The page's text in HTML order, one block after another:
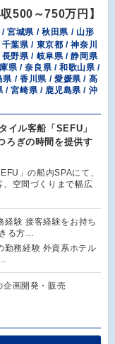
500～750万円】
宮城県 / 秋田県 / 山形
葉県 / 東京都 / 神奈川
野県 / 岐阜県 / 静岡県
県 / 奈良県 / 和歌山県 /
/ 香川県 / 愛媛県 / 高
/ 宮崎県 / 鹿児島県 / 沖
イル客船「SEFU」
ろぎの時間を提供す
」の船内SPAにて、
、空間づくりまで幅広
経験 接客経験をお持ち
る方…
勤務経験 外資系ホテル
企画開発・販売